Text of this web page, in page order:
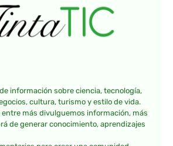
información sobre ciencia, tecnología,
cultura, turismo y estilo de vida.
más divulguemos información, más
de generar conocimiento, aprendizajes